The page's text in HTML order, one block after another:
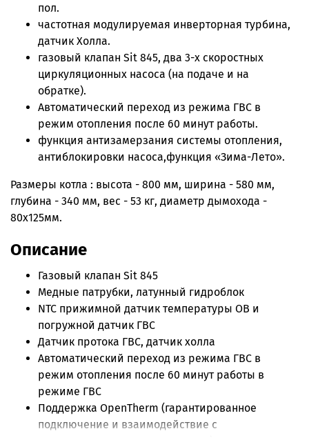
пол.
частотная модулируемая инверторная турбина,
датчик Холла.
газовый клапан Sit 845, два 3-х скоростных
циркуляционных насоса (на подаче и на
обратке).
Автоматический переход из режима ГВС в
режим отопления после 60 минут работы.
функция антизамерзания системы отопления,
антиблокировки насоса,функция «Зима-Лето».
Размеры котла : высота - 800 мм, ширина - 580 мм,
глубина - 340 мм, вес - 53 кг, диаметр дымохода -
80х125мм.
Описание
Газовый клапан Sit 845
Медные патрубки, латунный гидроблок
NTC прижимной датчик температуры ОВ и
погружной датчик ГВС
Датчик протока ГВС, датчик холла
Автоматический переход из режима ГВС в
режим отопления после 60 минут работы в
режиме ГВС
Поддержка OpenTherm (гарантированное
подключение и взаимодействие с